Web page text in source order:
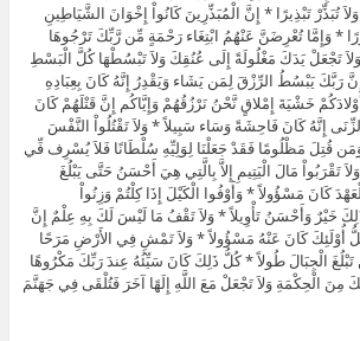
تُبَذِّرْ تَبْذِيرًا * إِنَّ الْمُبَذِّرِينَ كَانُواْ إِخْوَانَ الشَّيَاطِينِ
* وَإِمَّا تُعْرِضَنَّ عَنْهُمُ ابْتِغَاء رَحْمَةٍ مِّن رَّبِّكَ تَرْجُوهَا
تَجْعَلْ يَدَكَ مَغْلُولَةً إِلَى عُنُقِكَ وَلاَ تَبْسُطْهَا كُلَّ الْبَسْطِ
رَبَّكَ يَبْسُطُ الرِّزْقَ لِمَن يَشَاء وَيَقْدِرُ إِنَّهُ كَانَ بِعِبَادِهِ
أَوْلادَكُمْ خَشْيَةَ إِمْلاقٍ نَّحْنُ نَرْزُقُهُمْ وَإِيَّاكُم إِنَّ قَتْلَهُمْ كَانَ
إِنَّهُ كَانَ فَاحِشَةً وَسَاء سَبِيلاً * وَلاَ تَقْتُلُواْ النَّفْسَ
وَمَن قُتِلَ مَظْلُومًا فَقَدْ جَعَلْنَا لِوَلِيِّهِ سُلْطَانًا فَلاَ يُسْرِف فِّي
تَقْرَبُواْ مَالَ الْيَتِيمِ إِلاَّ بِالَّتِي هِيَ أَحْسَنُ حَتَّى يَبْلُغَ
كَانَ مَسْؤُولاً * وَأَوْفُوا الْكَيْلَ إِذَا كِلْتُمْ وَزِنُواْ
خَيْرٌ وَأَحْسَنُ تَأْوِيلاً * وَلاَ تَقْفُ مَا لَيْسَ لَكَ بِهِ عِلْمٌ إِنَّ
أُوْلَئِكَ كَانَ عَنْهُ مَسْؤُولاً * وَلاَ تَمْشِ فِي الأَرْضِ مَرَحًا
الْجِبَالَ طُولاً * كُلُّ ذَلِكَ كَانَ سَيِّئُهُ عِندَ رَبِّكَ مَكْرُوهًا
الْحِكْمَةِ وَلاَ تَجْعَلْ مَعَ اللَّهِ إِلَهًا آخَرَ فَتُلْقَى فِي جَهَنَّمَ